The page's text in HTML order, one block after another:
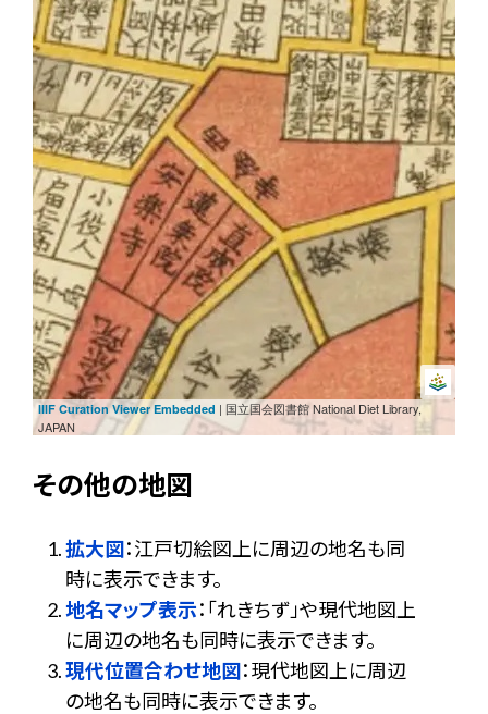
IIIF Curation Viewer Embedded | 国立国会図書館 National Diet Library,
JAPAN
その他の地図
拡大図：江戸切絵図上に周辺の地名も同
時に表示できます。
地名マップ表示：「れきちず」や現代地図上
に周辺の地名も同時に表示できます。
現代位置合わせ地図：現代地図上に周辺
の地名も同時に表示できます。